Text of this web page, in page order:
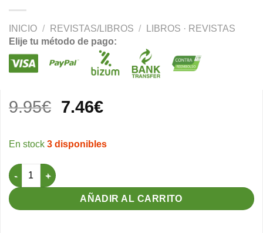
INICIO / REVISTAS/LIBROS /
LIBROS · REVISTAS
Elije tu método de pago:
9.95€ El
original
era:
7.46€El
actual
3 disponibles
Revista Plumas Nº8 cantidad
AÑADIR AL CARRITO